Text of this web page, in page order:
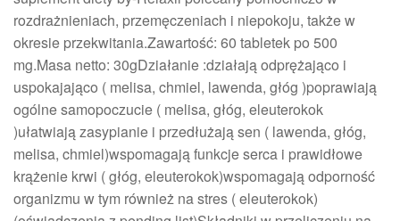
rozdrażnieniach, przemęczeniach i niepokoju, także w
okresie przekwitania.Zawartość: 60 tabletek po 500
mg.Masa netto: 30gDziałanie :działają odprężająco i
uspokajająco ( melisa, chmiel, lawenda, głóg )poprawiają
ogólne samopoczucie ( melisa, głóg, eleuterokok
)ułatwiają zasypianie i przedłużają sen ( lawenda, głóg,
melisa, chmiel)wspomagają funkcje serca i prawidłowe
krążenie krwi ( głóg, eleuterokok)wspomagają odporność
organizmu w tym również na stres ( eleuterokok)